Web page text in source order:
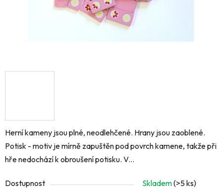
Herní kameny jsou plné, neodlehčené. Hrany jsou zaoblené.
Potisk - motiv je mírně zapuštěn pod povrch kamene, takže při
hře nedochází k obroušení potisku. V...
Dostupnost Skladem(>5 ks)